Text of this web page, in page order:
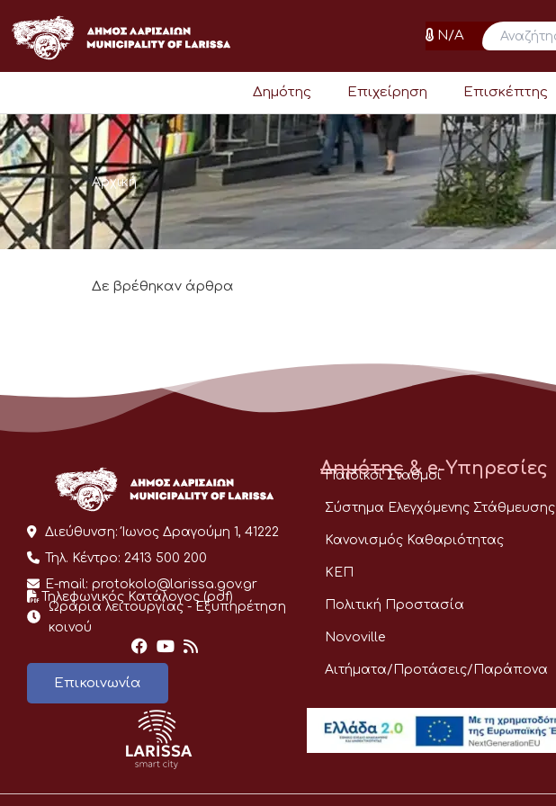
στο
περιεχόμενο
N/A
Δημότης Επιχείρηση Επισκέπτης
Αρχική
Δε βρέθηκαν άρθρα
Διεύθυνση: Ίωνος Δραγούμη 1, 41222
Τηλ. Κέντρο: 2413 500 200
E-mail: protokolo@larissa.gov.gr
Τηλεφωνικός Κατάλογος (pdf)
Ωράρια λειτουργίας - Eξυπηρέτηση
κοινού
Επικοινωνία
Δημότης & e-Υπηρεσίες
Παιδικοί Σταθμοί
Σύστημα Ελεγχόμενης Στάθμευσης
Κανονισμός Καθαριότητας
ΚΕΠ
Πολιτική Προστασία
Novoville
Αιτήματα/Προτάσεις/Παράπονα